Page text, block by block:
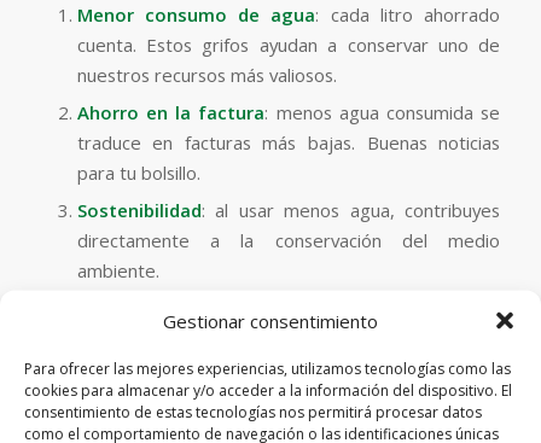
Gestionar consentimiento
Para ofrecer las mejores experiencias, utilizamos tecnologías como las
cookies para almacenar y/o acceder a la información del dispositivo. El
consentimiento de estas tecnologías nos permitirá procesar datos
como el comportamiento de navegación o las identificaciones únicas
Menor consumo de agua: cada litro ahorrado
cuenta. Estos grifos ayudan a conservar uno de
nuestros recursos más valiosos.
Ahorro en la factura: menos agua consumida se
traduce en facturas más bajas. Buenas noticias
para tu bolsillo.
Sostenibilidad: al usar menos agua, contribuyes
directamente a la conservación del medio
ambiente.
Consejos prácticos para
ahorrar agua en casa y
ayudar al medio ambiente.